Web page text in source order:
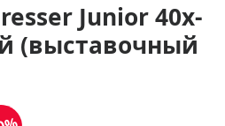
Junior 40x-
(выставочный